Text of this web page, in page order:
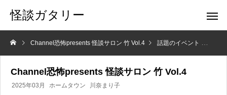
怪談ガタリー
Channel恐怖presents 怪談サロン 竹 Vol.4 話題のイベント
Channel恐怖presents 怪談サロン 竹 Vol.4
2025年03月 ホームタウン 川奈まり子